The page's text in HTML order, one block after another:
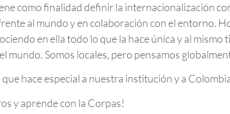
como finalidad definir la internacionalización
al mundo y en colaboración con el entorno.
en ella todo lo que la hace única y al
mundo. Somos locales, pero pensamos
hace especial a nuestra institución y a
y aprende con la Corpas!